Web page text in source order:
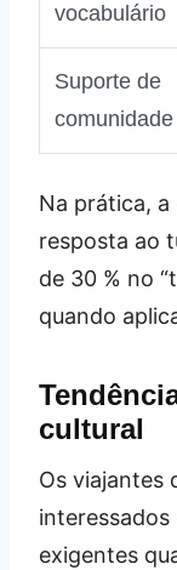
vocabulário
Suporte de
comunidade
Na prática,
resposta ao
de 30 % no
quando
cultural
Os viajantes
interessados
exigentes